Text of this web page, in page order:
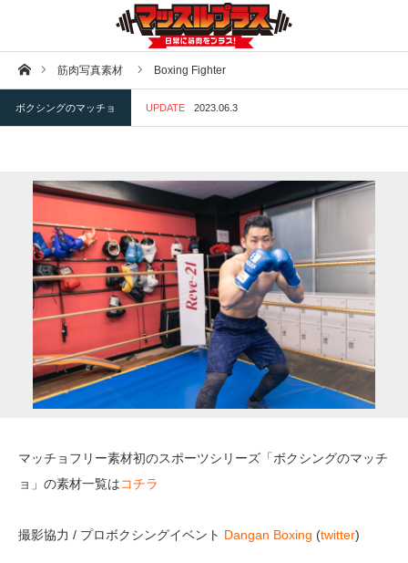
ホーム筋肉写真素材 Boxing Fighter
ボクシングのマッチョ UPDATE 2023.06.3
マッチョフリー素材初のスポーツシリーズ「ボクシングのマッチ
ョ」の素材一覧はコチラ
撮影協力 / プロボクシングイベント Dangan Boxing (twitter)